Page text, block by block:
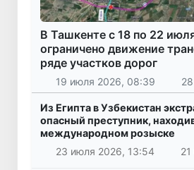
В Ташкенте с 18 по 22
ограничено движение
ряде участков дорог
19 июля 2026, 08:39
Из Египта в Узбекистан
опасный преступник,
международном розыске
23 июля 2026, 13:54